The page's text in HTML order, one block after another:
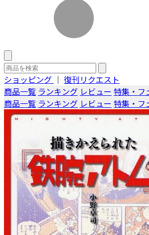
ショッピング ｜ 復刊リクエスト
商品一覧 ランキング レビュー 特集・フ
商品一覧 ランキング レビュー 特集・フ